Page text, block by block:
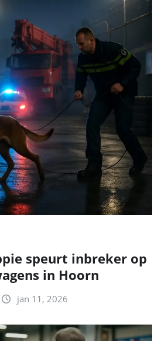
speurt inbreker op
in Hoorn
jan 11, 2026